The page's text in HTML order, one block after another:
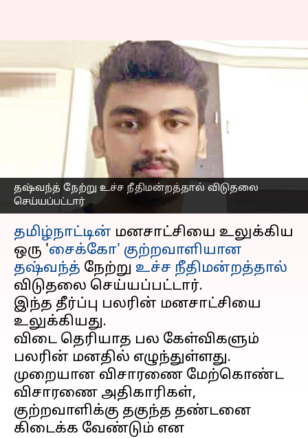
தஷ்வந்த் நேற்று உச்ச நீதிமன்றத்தால் விடுதலை
செய்யப்பட்டார்
'சைக்கோ' கொலையாளி
தஷ்வந்த் விடுதலை
குறித்த குழப்பமும், மக்கள்
கொந்தளிப்பும்!- உங்கள்
கருத்து என்ன?
Venkatalakshmi V Oct 09, 2025 02:29 pm
செய்தி முன்னோட்டம்
தமிழ்நாட்டின் மனசாட்சியை உலுக்கிய
ஒரு 'சைக்கோ' குற்றவாளியான
தஷ்வந்த் நேற்று உச்ச நீதிமன்றத்தால்
விடுதலை செய்யப்பட்டார்.
இந்த தீர்ப்பு பலரின் மனசாட்சியை
உலுக்கியது.
விடை தெரியாத பல கேள்விகளும்
பலரின் மனதில் எழுந்துள்ளது.
முறையான விசாரணை மேற்கொண்ட
விசாரணை அதிகாரிகள்,
குற்றவாளிக்கு தகுந்த தண்டனை
கிடைக்க வேண்டும் என